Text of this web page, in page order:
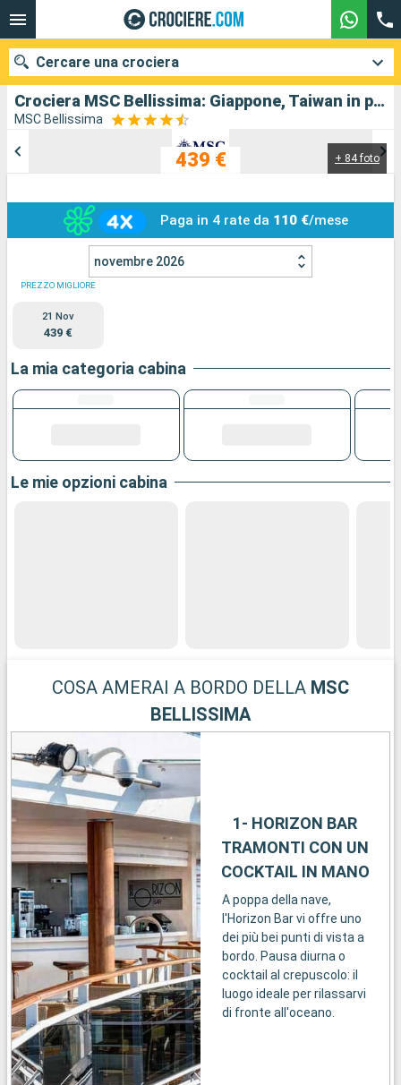
Crociera MSC Bellissima: Giappone, Taiwan in partenza da Tokyo
MSC Bellissima
+ 84 foto
439 €
Paga in 4 rate da 110 €/mese
novembre 2026
PREZZO MIGLIORE
21 Nov
439 €
La mia categoria cabina
Le mie opzioni cabina
COSA AMERAI A BORDO DELLA MSC
BELLISSIMA
1- HORIZON BAR
TRAMONTI CON UN
COCKTAIL IN MANO
A poppa della nave,
l'Horizon Bar vi offre uno
dei più bei punti di vista a
bordo. Pausa diurna o
cocktail al crepuscolo: il
luogo ideale per rilassarvi
di fronte all'oceano.
Cercare una crociera
Mesi di partenza
Porti Compagnie